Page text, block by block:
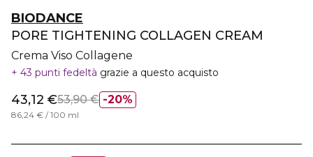
BIODANCE
PORE TIGHTENING COLLAGEN CREAM
Crema Viso Collagene
43 punti fedeltà grazie a questo acquisto
20%
43,12 €53,90 €
86,24 € / 100 ml